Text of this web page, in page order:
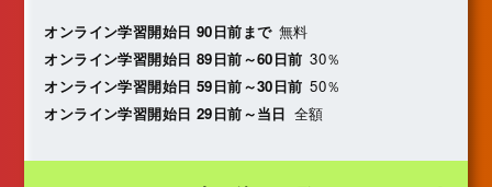
オンライン学習開始日 90日前まで 無料
オンライン学習開始日 89日前～60日前 30％
オンライン学習開始日 59日前～30日前 50％
オンライン学習開始日 29日前～当日 全額